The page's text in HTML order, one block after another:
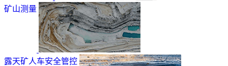
矿山测量
露天矿人车安全管控